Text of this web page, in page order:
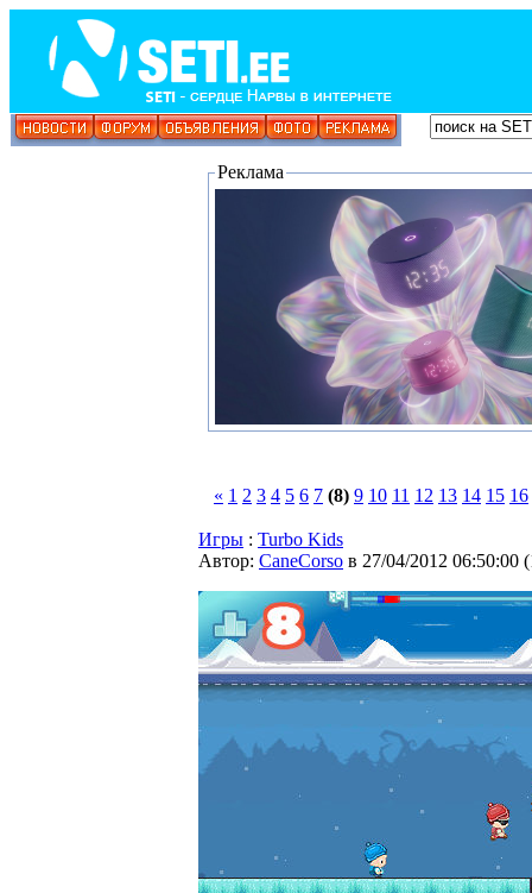
Реклама
« 1 2 3 4 5 6 7 (8) 9 10 11 12 13 14 15 16
Игры : Turbo Kids
Автор: CaneCorso в 27/04/2012 06:50:00 (